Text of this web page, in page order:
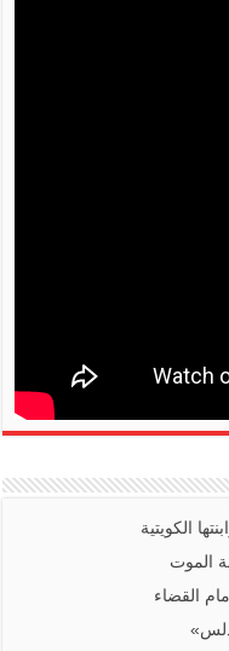
الكويتية
الموت
القضاء